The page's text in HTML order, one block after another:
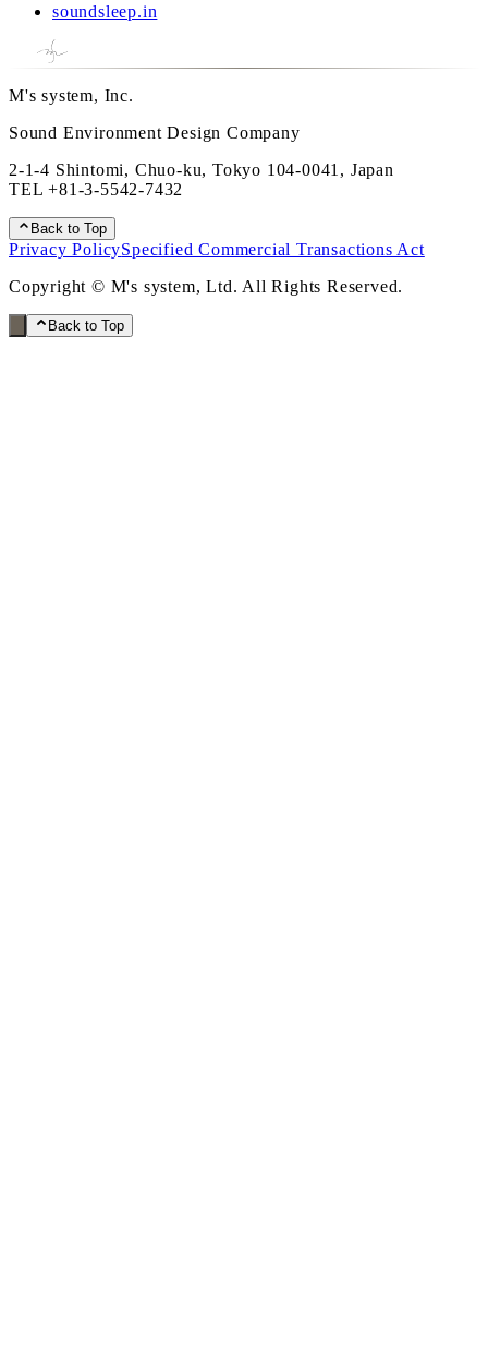
soundsleep.in
M's system, Inc.
Sound Environment Design Company
2-1-4 Shintomi, Chuo-ku, Tokyo 104-0041, Japan
TEL+81-3-5542-7432
Back to Top
Privacy PolicySpecified Commercial Transactions Act
Copyright © M's system, Ltd. All Rights Reserved.
Back to Top